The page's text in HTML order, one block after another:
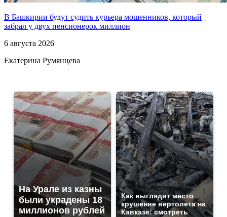
В Башкирии будут судить курьера мошенников, который
забрал у двух пенсионерок миллион
6 августа 2026
Екатерина Румянцева
На Урале из казны
были украдены 18
миллионов рублей
Как выглядит место
крушение вертолета на
Кавказе: смотреть